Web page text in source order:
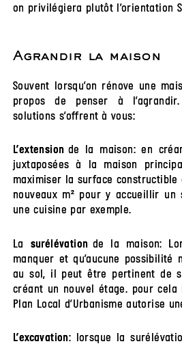
on privilégiera plutôt l’orientation
Agrandir la maison
Souvent lorsqu’on rénove une
propos de penser à
solutions s’offrent à vous:
L’extension de la maison: en
juxtaposées à la maison
maximiser la surface
nouveaux m² pour y accueillir un
une cuisine par exemple.
La surélévation de la maison:
manquer et qu’aucune possibilité
au sol, il peut être pertinent de
créant un nouvel étage. pour cela
Plan Local d’Urbanisme autorise
L’excavation: lorsque la